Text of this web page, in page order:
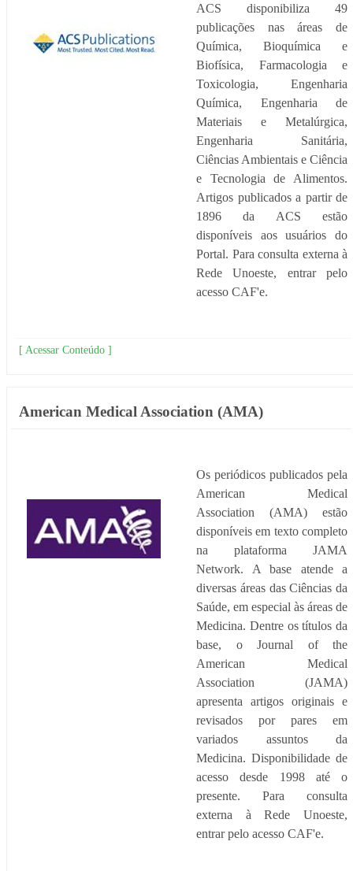
ACS disponibiliza 49
publicações nas áreas de
Química, Bioquímica e
Biofísica, Farmacologia e
Toxicologia, Engenharia
Química, Engenharia de
Materiais e Metalúrgica,
Engenharia Sanitária,
Ciências Ambientais e Ciência
e Tecnologia de Alimentos.
Artigos publicados a partir de
1896 da ACS estão
disponíveis aos usuários do
Portal. Para consulta externa à
Rede Unoeste, entrar pelo
acesso CAF'e.
[ Acessar Conteúdo ]
American Medical Association (AMA)
Os periódicos publicados pela
American Medical
Association (AMA) estão
disponíveis em texto completo
na plataforma JAMA
Network. A base atende a
diversas áreas das Ciências da
Saúde, em especial às áreas de
Medicina. Dentre os títulos da
base, o Journal of the
American Medical
Association (JAMA)
apresenta artigos originais e
revisados por pares em
variados assuntos da
Medicina. Disponibilidade de
acesso desde 1998 até o
presente. Para consulta
externa à Rede Unoeste,
entrar pelo acesso CAF'e.